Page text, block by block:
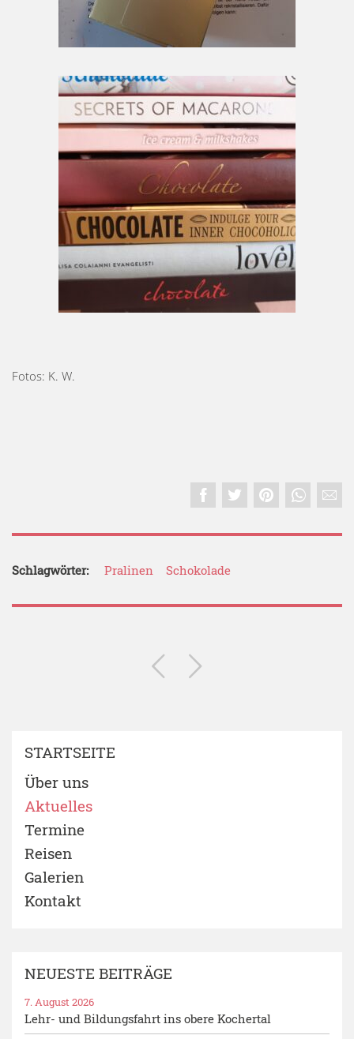
Fotos: K. W.
Schlagwörter: Pralinen Schokolade
STARTSEITE
Über uns
Aktuelles
Termine
Reisen
Galerien
Kontakt
NEUESTE BEITRÄGE
Lehr- und Bildungsfahrt ins obere Kochertal
7. August 2026